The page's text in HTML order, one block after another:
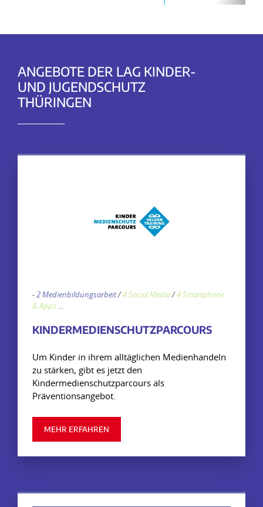
ANGEBOTE DER LAG KINDER-
UND JUGENDSCHUTZ
THÜRINGEN
-2 Medienbildungsarbeit/4 Social Media/4 Smartphone
& Apps ...
KINDERMEDIENSCHUTZPARCOURS
Um Kinder in ihrem alltäglichen Medienhandeln
zu stärken, gibt es jetzt den
Kindermedienschutzparcours als
Präventionsangebot.
MEHR ERFAHREN